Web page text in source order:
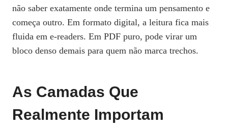
não saber exatamente onde termina um pensamento e
começa outro. Em formato digital, a leitura fica mais
fluida em e-readers. Em PDF puro, pode virar um
bloco denso demais para quem não marca trechos.
As Camadas Que
Realmente Importam